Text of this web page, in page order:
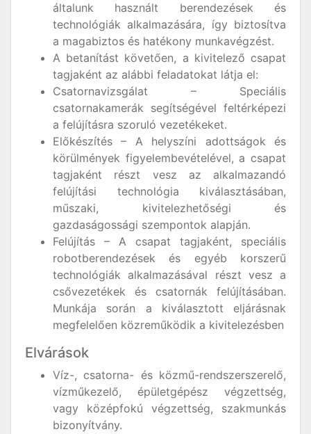
általunk használt berendezések és
technológiák alkalmazására, így biztosítva
a magabiztos és hatékony munkavégzést.
A betanítást követően, a kivitelező csapat
tagjaként az alábbi feladatokat látja el:
Csatornavizsgálat – Speciális
csatornakamerák segítségével feltérképezi
a felújításra szoruló vezetékeket.
Előkészítés – A helyszíni adottságok és
körülmények figyelembevételével, a csapat
tagjaként részt vesz az alkalmazandó
felújítási technológia kiválasztásában,
műszaki, kivitelezhetőségi és
gazdaságossági szempontok alapján.
Felújítás – A csapat tagjaként, speciális
robotberendezések és egyéb korszerű
technológiák alkalmazásával részt vesz a
csővezetékek és csatornák felújításában.
Munkája során a kiválasztott eljárásnak
megfelelően közreműködik a kivitelezésben
Elvárások
Víz-, csatorna- és közmű-rendszerszerelő,
vízműkezelő, épületgépész végzettség,
vagy középfokú végzettség, szakmunkás
bizonyítvány.